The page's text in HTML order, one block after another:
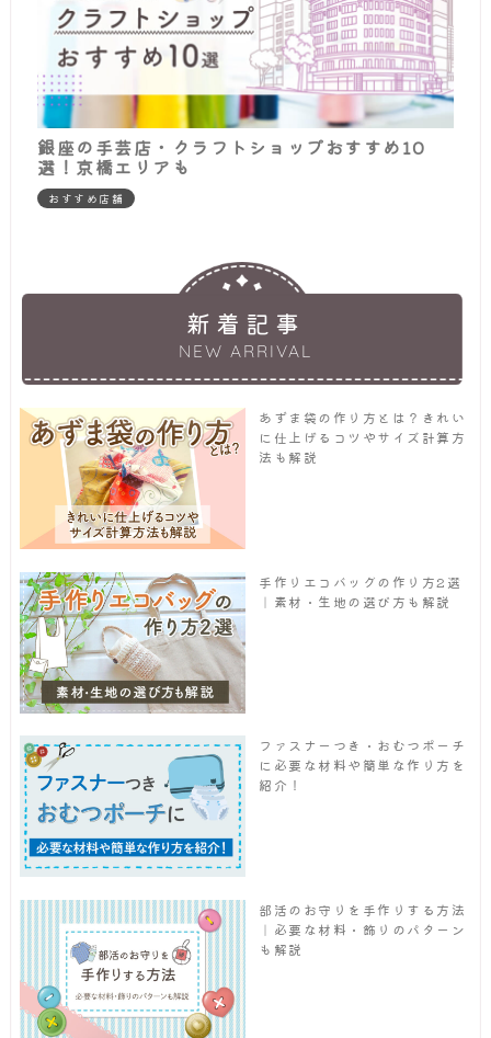
銀座の手芸店・クラフトショップおすすめ10
選！京橋エリアも
おすすめ店舗
新着記事
NEW ARRIVAL
あずま袋の作り方とは？きれい
に仕上げるコツやサイズ計算方
法も解説
手作りエコバッグの作り方2選
｜素材・生地の選び方も解説
ファスナーつき・おむつポーチ
に必要な材料や簡単な作り方を
紹介！
部活のお守りを手作りする方法
｜必要な材料・飾りのパターン
も解説